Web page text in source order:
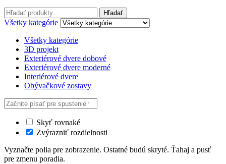
Hľadať:
Hľadať
Všetky kategórie
Všetky kategórie
3D projekt
Exteriérové dvere dobové
Exteriérové dvere moderné
Interiérové dvere
Obývačkové zostavy
Skyť rovnaké
Zvýrazniť rozdielnosti
Vyznačte polia pre zobrazenie. Ostatné budú skryté. Ťahaj a pusť
pre zmenu poradia.